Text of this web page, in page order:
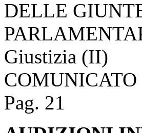
DELLE
Giustizia (II)
COMUNICATO
Pag. 21